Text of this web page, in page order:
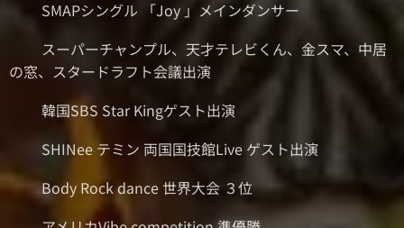
⚫︎SMAPシングル 「Joy 」メインダンサー
⚫︎スーパーチャンプル、天才テレビくん、金スマ、中居
の窓、スタードラフト会議出演
⚫︎韓国SBS Star Kingゲスト出演
⚫︎SHINee テミン 両国国技館Live ゲスト出演
⚫︎Body Rock dance 世界大会 ３位